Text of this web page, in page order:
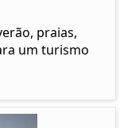
praias,
um turismo